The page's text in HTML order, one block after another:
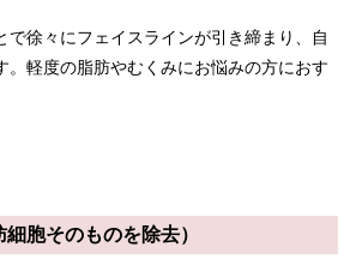
で徐々にフェイスラインが引き締まり、自
。軽度の脂肪やむくみにお悩みの方におす
胞そのものを除去）